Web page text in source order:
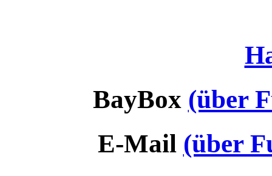
BayBox (über
E-Mail (über